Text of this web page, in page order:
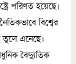
পরিণত হয়েছে।
বিশ্বের
তুলে এনেছে।
বৈদ্যুতিক